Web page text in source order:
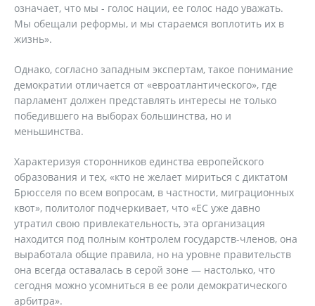
означает, что мы - голос нации, ее голос надо уважать.
Мы обещали реформы, и мы стараемся воплотить их в
жизнь».
Однако, согласно западным экспертам, такое понимание
демократии отличается от «евроатлантического», где
парламент должен представлять интересы не только
победившего на выборах большинства, но и
меньшинства.
Характеризуя сторонников единства европейского
образования и тех, «кто не желает мириться с диктатом
Брюсселя по всем вопросам, в частности, миграционных
квот», политолог подчеркивает, что «ЕС уже давно
утратил свою привлекательность, эта организация
находится под полным контролем государств-членов, она
выработала общие правила, но на уровне правительств
она всегда оставалась в серой зоне — настолько, что
сегодня можно усомниться в ее роли демократического
арбитра».